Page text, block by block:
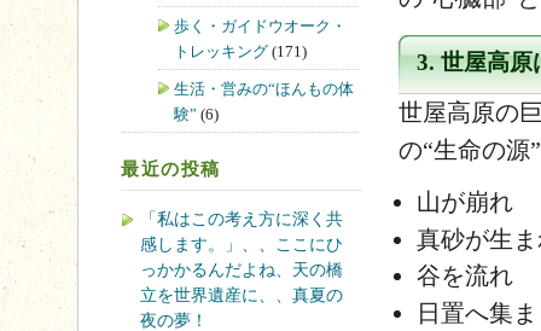
3. 世屋高
世屋高原の
の“生命の源
山が崩れ
真砂が生
谷を流れ
日置へ集
歩く・ガイドウオーク・
トレッキング (171)
生活・営みの“ほんもの体
験” (6)
最近の投稿
「私はこの考え方に深く共
感します。」、、ここにひ
っかかるんだよね、天の橋
立を世界遺産に、、真夏の
夜の夢！